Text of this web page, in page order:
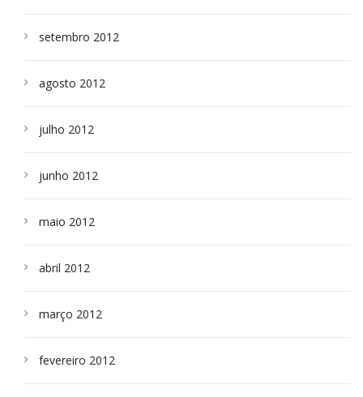
setembro 2012
agosto 2012
julho 2012
junho 2012
maio 2012
abril 2012
março 2012
fevereiro 2012